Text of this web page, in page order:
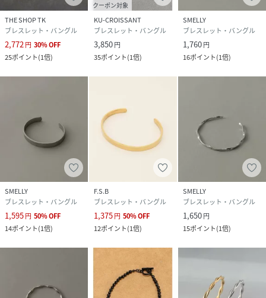
THE SHOP TK
ブレスレット・バングル
2,772円 30%OFF
25ポイント(1倍)
クーポン対象
KU-CROISSANT
ブレスレット・バングル
3,850円
35ポイント(1倍)
SMELLY
ブレスレット・バングル
1,760円
16ポイント(1倍)
SMELLY
ブレスレット・バングル
1,595円 50%OFF
14ポイント(1倍)
F.S.B
ブレスレット・バングル
1,375円 50%OFF
12ポイント(1倍)
SMELLY
ブレスレット・バングル
1,650円
15ポイント(1倍)